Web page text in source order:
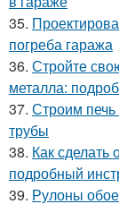
35.
погреба гаража
36. Стройте
металла:
37. Строим
трубы
38. Как сделать
подробный
39. Рулоны